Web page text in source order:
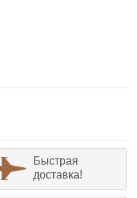
Быстрая
доставка!